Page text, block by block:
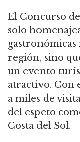
El Concurso
solo
gastronómicas
región, sino
un evento
atractivo. Con
a miles de
del espeto
Costa del Sol.